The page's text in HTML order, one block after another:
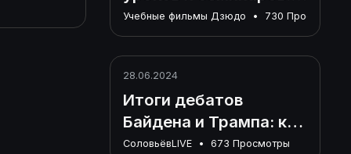
день
Школа корейского
дзюдо. Обучение.
Учебные фильмы Дзюдо • 730 Просмотры
28.06.2024
Итоги дебатов
Байдена и Трампа: кто
победил, реакция
СоловьёвLIVE • 673 Просмотры